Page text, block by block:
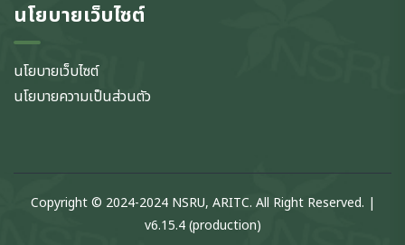
นโยบายเว็บไซต์
นโยบายเว็บไซต์
นโยบายความเป็นส่วนตัว
Copyright © 2024-2024 NSRU, ARITC. All Right Reserved. |
v6.15.4 (production)